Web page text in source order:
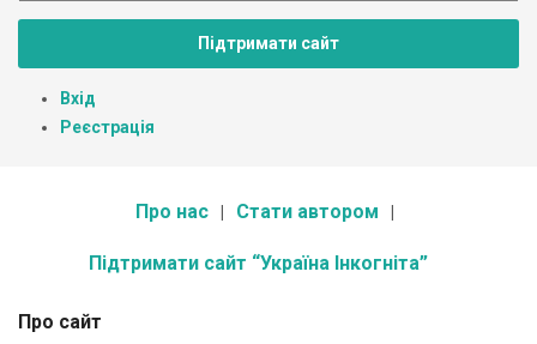
Підтримати сайт
Вхід
Реєстрація
Про нас Стати автором
Підтримати сайт “Україна Інкогніта”
Про сайт